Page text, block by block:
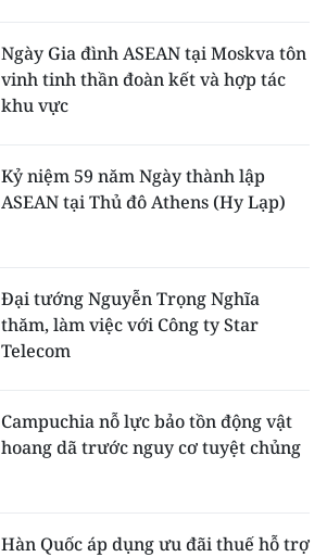
Ngày Gia đình ASEAN tại Moskva tôn
vinh tinh thần đoàn kết và hợp tác
khu vực
Kỷ niệm 59 năm Ngày thành lập
ASEAN tại Thủ đô Athens (Hy Lạp)
Đại tướng Nguyễn Trọng Nghĩa
thăm, làm việc với Công ty Star
Telecom
Campuchia nỗ lực bảo tồn động vật
hoang dã trước nguy cơ tuyệt chủng
Hàn Quốc áp dụng ưu đãi thuế hỗ trợ